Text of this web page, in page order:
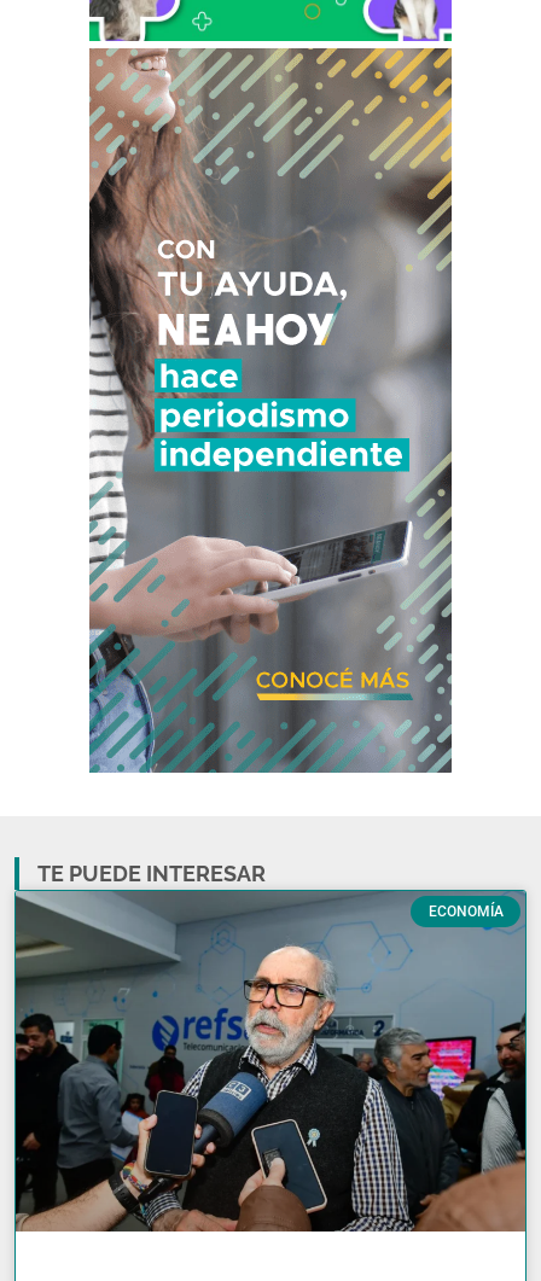
TE PUEDE INTERESAR
ECONOMÍA